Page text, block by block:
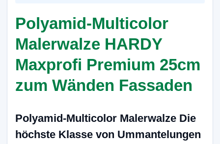
Polyamid-Multicolor
Malerwalze HARDY
Maxprofi Premium 25cm
zum Wänden Fassaden
Polyamid-Multicolor Malerwalze Die
höchste Klasse von Ummantelungen